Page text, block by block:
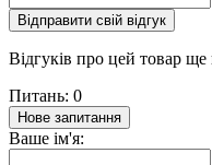
Відправити свій відгук
Відгуків про цей товар ще
Питань: 0
Нове запитання
Ваше ім'я: